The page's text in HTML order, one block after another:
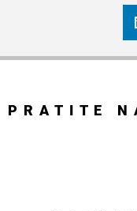
PRATITE